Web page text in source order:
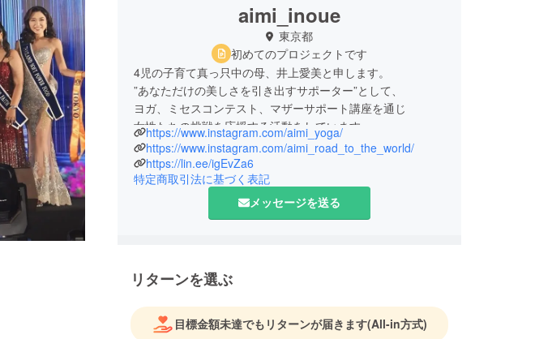
aimi_inoue
東京都
初めてのプロジェクトです
4児の子育て真っ只中の母、井上愛美と申します。
”あなただけの美しさを引き出すサポーター”として、
ヨガ、ミセスコンテスト、マザーサポート講座を通じ
女性たちの挑戦を応援する活動をしています。
2023年エクセレントクイーンジャパン日本大会グランプリを
獲得しました。
この度2024年9/26~10/3タイで開催されるミセスコンテスト
出場し世界一に輝くための応援金を集めるため、
https://www.instagram.com/aimi_yoga/
https://www.instagram.com/aimi_road_to_the_world/
https://lin.ee/igEvZa6
特定商取引法に基づく表記
メッセージを送る
リターンを選ぶ
目標金額未達でもリターンが届きます(All-in方式)